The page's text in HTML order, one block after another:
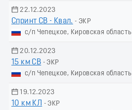
22.12.2023
Спринт СВ - Квал. - ЭКР
с/п Чепецкое, Кировская область
20.12.2023
15 км СВ - ЭКР
с/п Чепецкое, Кировская область
19.12.2023
10 км КЛ
- ЭКР